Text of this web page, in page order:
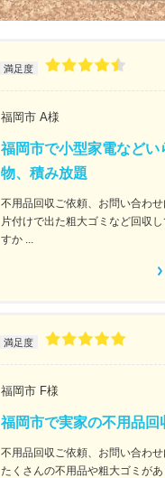
満足度
福岡市 A様
福岡市で小型家電などい
物、積み放題
不用品回収ご依頼、お問い合わ
片付けで出た粗大ゴミなど回収し
すか ...
満足度
福岡市 F様
福岡市で実家の不用品回
不用品回収ご依頼、お問い合わ
たくさんの不用品や粗大ゴミが